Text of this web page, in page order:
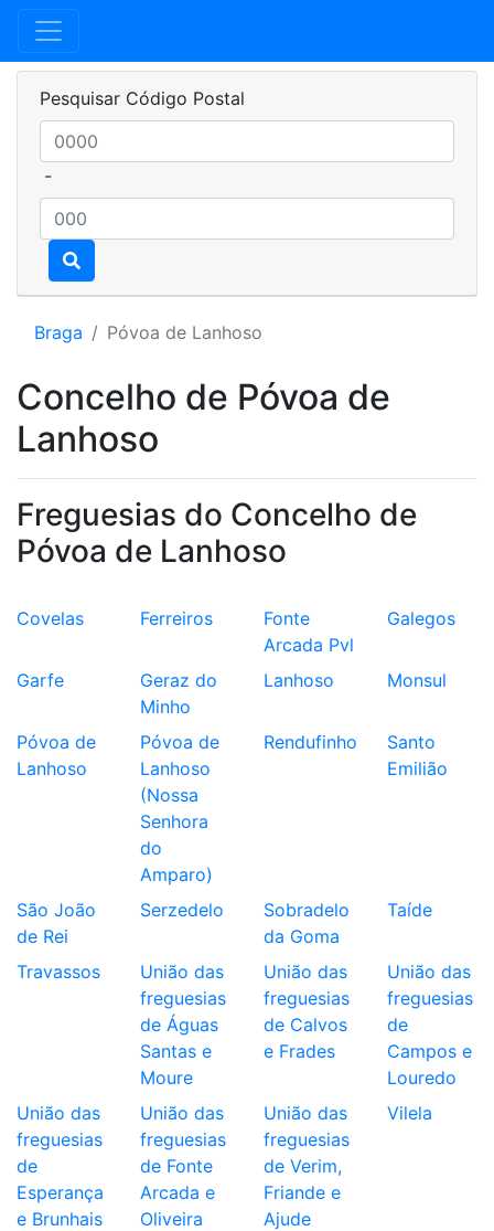
Pesquisar Código Postal
-
Braga Póvoa de Lanhoso
Concelho de Póvoa de
Lanhoso
Freguesias do Concelho de
Póvoa de Lanhoso
Covelas Ferreiros
Fonte
Arcada Pvl
Galegos
Garfe
Geraz do
Minho
Lanhoso Monsul
Póvoa de
Lanhoso
Póvoa de
Lanhoso
(Nossa
Senhora
do
Amparo)
Rendufinho
Santo
Emilião
São João
de Rei
Serzedelo
Sobradelo
da Goma
Taíde
Travassos
União das
freguesias
de Águas
Santas e
Moure
União das
freguesias
de Calvos
e Frades
União das
freguesias
de
Campos e
Louredo
União das
freguesias
de
Esperança
e Brunhais
União das
freguesias
de Fonte
Arcada e
Oliveira
União das
freguesias
de Verim,
Friande e
Ajude
Vilela